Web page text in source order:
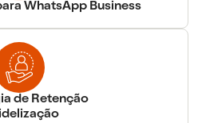
WhatsApp Business
de Retenção